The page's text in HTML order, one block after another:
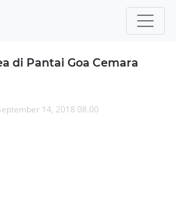
di Pantai Goa Cemara
14, 2018 08.00